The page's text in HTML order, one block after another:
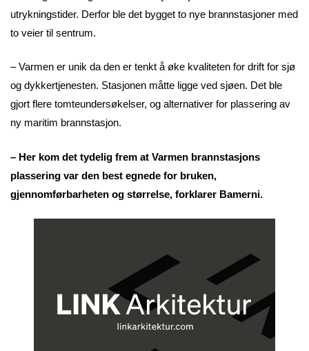
utrykningstider. Derfor ble det bygget to nye brannstasjoner med
to veier til sentrum.
– Varmen er unik da den er tenkt å øke kvaliteten for drift for sjø
og dykkertjenesten. Stasjonen måtte ligge ved sjøen. Det ble
gjort flere tomteundersøkelser, og alternativer for plassering av
ny maritim brannstasjon.
– Her kom det tydelig frem at Varmen brannstasjons
plassering var den best egnede for bruken,
gjennomførbarheten og størrelse, forklarer Bamerni.